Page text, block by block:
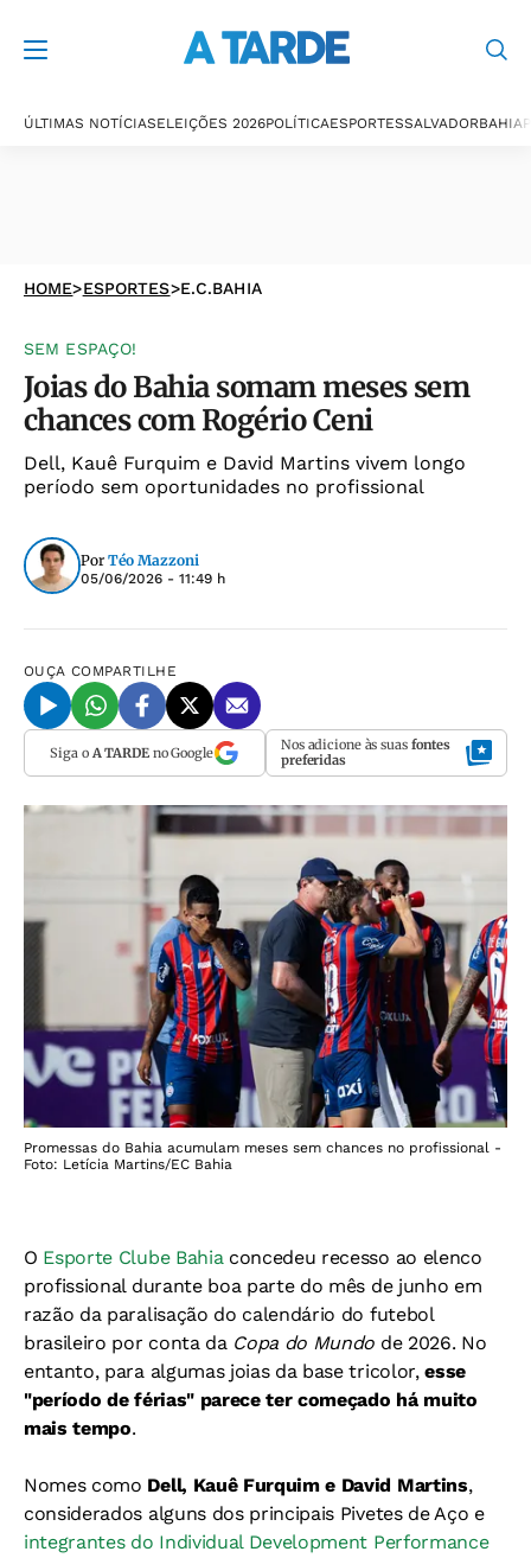
ÚLTIMAS NOTÍCIASELEIÇÕES 2026POLÍTICAESPORTESSALVADORBAHIA
HOME>ESPORTES>E.C.BAHIA
SEM ESPAÇO!
Joias do Bahia somam meses sem
chances com Rogério Ceni
Dell, Kauê Furquim e David Martins vivem longo
período sem oportunidades no profissional
Por Téo Mazzoni
05/06/2026 - 11:49 h
OUÇA COMPARTILHE
Siga o A TARDEno Google Nos adicione às suas fontes
preferidas
Promessas do Bahia acumulam meses sem chances no profissional -
Foto: Letícia Martins/EC Bahia
O Esporte Clube Bahiaconcedeu recesso ao elenco
profissional durante boa parte do mês de junho em
razão da paralisação do calendário do futebol
brasileiro por conta da Copa do Mundo de 2026. No
entanto, para algumas joias da base tricolor,esse
"período de férias" parece ter começado há muito
mais tempo.
Nomes como Dell, Kauê Furquim e David Martins,
considerados alguns dos principais Pivetes de Aço e
integrantes do Individual Development Performance